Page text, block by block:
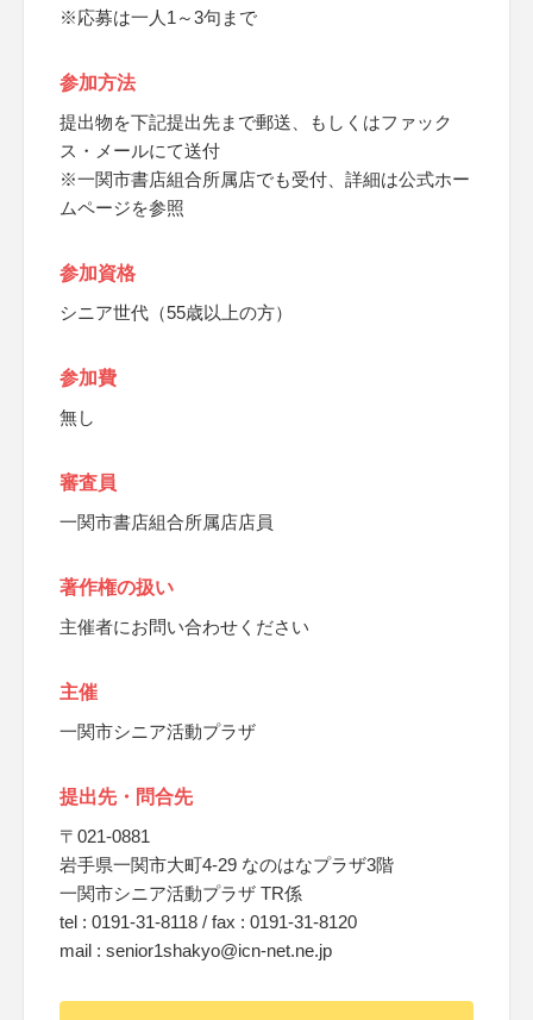
※応募は一人1～3句まで
参加方法
提出物を下記提出先まで郵送、もしくはファック
ス・メールにて送付
※一関市書店組合所属店でも受付、詳細は公式ホー
ムページを参照
参加資格
シニア世代（55歳以上の方）
参加費
無し
審査員
一関市書店組合所属店店員
著作権の扱い
主催者にお問い合わせください
主催
一関市シニア活動プラザ
提出先・問合先
〒021-0881
岩手県一関市大町4-29 なのはなプラザ3階
一関市シニア活動プラザ TR係
tel : 0191-31-8118 / fax : 0191-31-8120
mail : senior1shakyo@icn-net.ne.jp